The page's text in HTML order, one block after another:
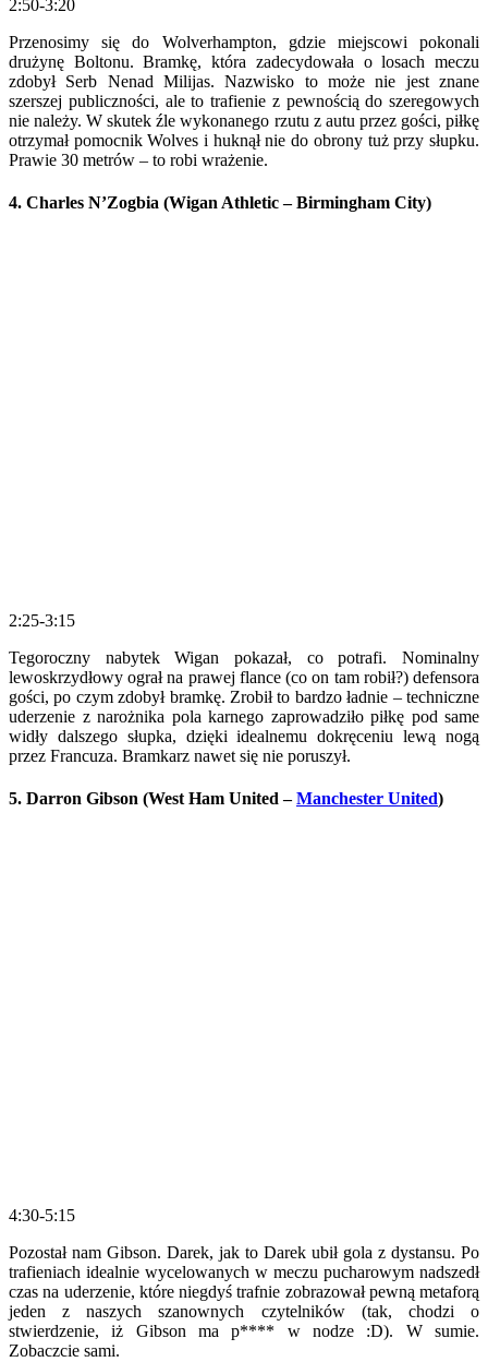
2:50-3:20
Przenosimy się do Wolverhampton, gdzie miejscowi pokonali
drużynę Boltonu. Bramkę, która zadecydowała o losach meczu
zdobył Serb Nenad Milijas. Nazwisko to może nie jest znane
szerszej publiczności, ale to trafienie z pewnością do szeregowych
nie należy. W skutek źle wykonanego rzutu z autu przez gości, piłkę
otrzymał pomocnik Wolves i huknął nie do obrony tuż przy słupku.
Prawie 30 metrów – to robi wrażenie.
4. Charles N’Zogbia (Wigan Athletic – Birmingham City)
2:25-3:15
Tegoroczny nabytek Wigan pokazał, co potrafi. Nominalny
lewoskrzydłowy ograł na prawej flance (co on tam robił?) defensora
gości, po czym zdobył bramkę. Zrobił to bardzo ładnie – techniczne
uderzenie z narożnika pola karnego zaprowadziło piłkę pod same
widły dalszego słupka, dzięki idealnemu dokręceniu lewą nogą
przez Francuza. Bramkarz nawet się nie poruszył.
5. Darron Gibson (West Ham United –Manchester United)
4:30-5:15
Pozostał nam Gibson. Darek, jak to Darek ubił gola z dystansu. Po
trafieniach idealnie wycelowanych w meczu pucharowym nadszedł
czas na uderzenie, które niegdyś trafnie zobrazował pewną metaforą
jeden z naszych szanownych czytelników (tak, chodzi o
stwierdzenie, iż Gibson ma p**** w nodze :D). W sumie.
Zobaczcie sami.